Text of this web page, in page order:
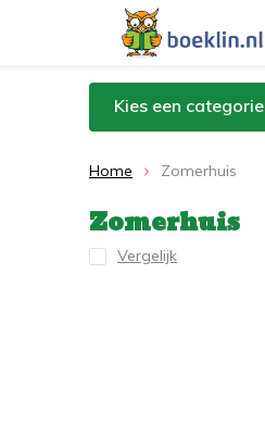
Kies een categorie
Home Zomerhuis
Zomerhuis
Vergelijk